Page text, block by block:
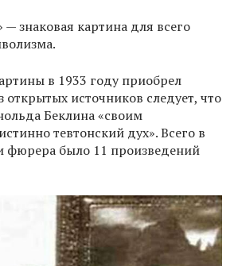
знаковая картина для всего
в 1933 году приобрел
источников следует, что
Беклина «своим
тевтонский дух». Всего в
фюрера было 11 произведений